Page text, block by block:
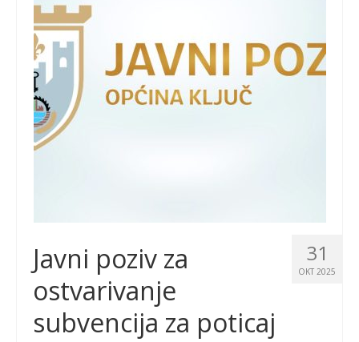
31
OKT 2025
Javni poziv za
ostvarivanje
subvencija za poticaj